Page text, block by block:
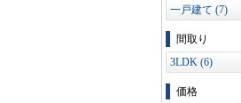
一戸建て (7)
間取り
3LDK (6)
価格